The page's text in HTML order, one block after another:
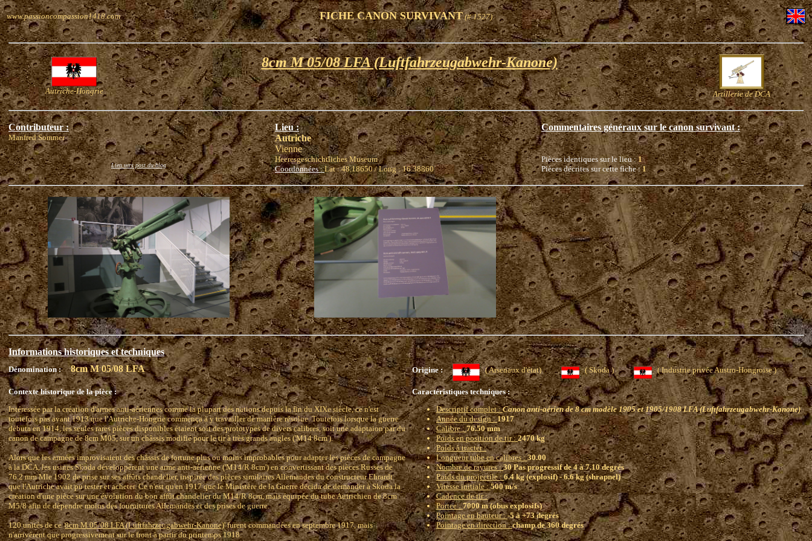
www.passioncompassion1418.com FICHE CANON SURVIVANT(# 1527)
Autriche-Hongrie
8cm M 05/08 LFA (Luftfahrzeugabwehr-Kanone)
Artillerie de DCA
Contributeur :
Manfred Sommer
Lien vers post du blog
Lieu :
Autriche
Vienne
Heeresgeschichtliches Museum
Coordonnées :Lat : 48.18650 / Long : 16.38860
Commentaires généraux sur le canon survivant :
Pièces identiques sur le lieu :1
Pièces décrites sur cette fiche :1
Informations historiques et techniques
Dénomination : 8cm M 05/08 LFA Origine : ( Arsenaux d'état) ( Skoda ) ( Industrie privée Austro-Hongroise )
Contexte historique de la pièce :
Intéressée par la création d'armes anti-aériennes comme la plupart des nations depuis la fin du XIXe siècle, ce n'est
toutefois pas avant 1913 que l'Autriche-Hongrie commença à y travailler de manière résolue. Toutefois lorsque la guerre
débuta en 1914, les seules rares pièces disponibles étaient soit des prototypes de divers calibres, soit une adaptaion par du
canon de campagne de 8cm M05, sur un châssis modifié pour le tir à très grands angles ('M14 8cm').
Alors que les armées improvisaient des châssis de fortune plus ou moins improbables pour adapter les pièces de campagne
à la DCA, les usines Skoda développèrent une arme anti-aérienne ('M14/R 8cm') en convertissant des pièces Russes de
76.2 mm Mle 1902 de prise sur ses affûts chandelier, inspirée des pièces similaires Allemandes du constructeur Ehrardt
que l'Autriche avait pu tester et acheter. Ce n'est qu'en 1917 que le Ministère de la Guerre décida de demander à Skoda la
création d'une pièce sur une évolution du bon affût chandelier du M14/R 8cm, mais équipée du tube Autrichien de 8cm
M5/8 afin de dépendre moins des fournitures Allemandes et des prises de guerre.
120 unités de ce '8cm M 05/08 LFA (Luftfahrzeugabwehr-Kanone)' furent commandées en septembre 1917, mais
n'arrivèrent que progressivement sur le front à partir du printemps 1918.
Caractéristiques techniques :
Descriptif complet :Canon anti-aérien de 8 cm modèle 1905 et 1905/1908 LFA (Luftfahrzeugabwehr-Kanone)
Année du design :1917
Calibre :76.50 mm
Poids en position de tir :2470 kg
Poids à tracter :
Longueur tube en calibres :30.00
Nombre de rayures :30 Pas progressif de 4 à 7.10 degrés
Poids du projectile :6.4 kg (explosif) - 6.6 kg (shrapnel)
Vitesse initiale :500 m/s
Cadence de tir :
Portee :7000 m (obus explosifs)
Pointage en hauteur :-5 à +73 degrés
Pointage en direction :champ de 360 degrés